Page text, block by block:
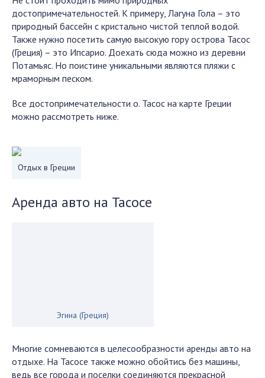
достопримечательностей. К примеру, Лагуна Гола – это
природный бассейн с кристально чистой теплой водой.
Также нужно посетить самую высокую гору острова Тасос
(Греция) – это Ипсарио. Доехать сюда можно из деревни
Потамьяс. Но поистине уникальными являются пляжи с
мраморным песком.
Все достопримечательности о. Тасос на карте Греции
можно рассмотреть ниже.
Отдых в Греции
Аренда авто на Тасосе
Эгина (Греция)
Многие сомневаются в целесообразности аренды авто на
отдыхе. На Тасосе также можно обойтись без машины,
ведь все города и поселки соединяются прекрасной